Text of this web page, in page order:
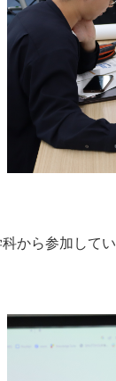
ら参加して